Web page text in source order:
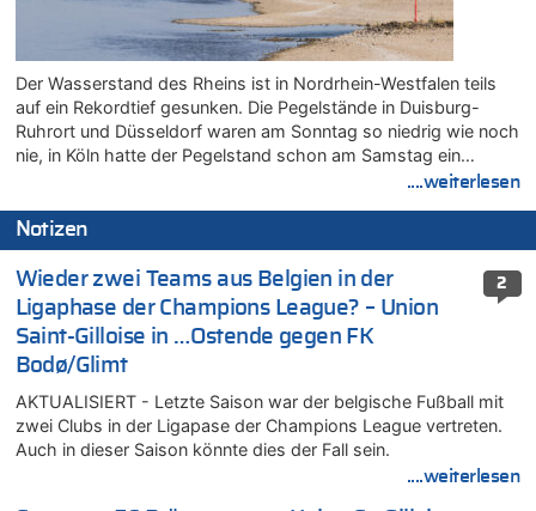
Der Wasserstand des Rheins ist in Nordrhein-Westfalen teils
auf ein Rekordtief gesunken. Die Pegelstände in Duisburg-
Ruhrort und Düsseldorf waren am Sonntag so niedrig wie noch
nie, in Köln hatte der Pegelstand schon am Samstag ein…
....weiterlesen
Notizen
2
Wieder zwei Teams aus Belgien in der
Ligaphase der Champions League? – Union
Saint-Gilloise in …Ostende gegen FK
Bodø/Glimt
AKTUALISIERT - Letzte Saison war der belgische Fußball mit
zwei Clubs in der Ligapase der Champions League vertreten.
Auch in dieser Saison könnte dies der Fall sein.
....weiterlesen